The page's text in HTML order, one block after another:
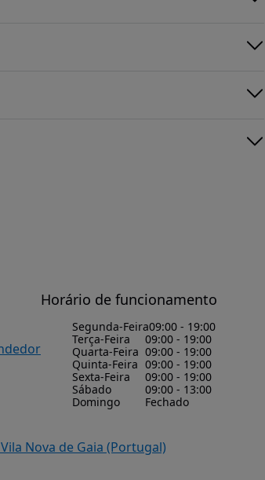
Horário de funcionamento
Segunda-Feira09:00 - 19:00
Terça-Feira
09:00 - 19:00
Quarta-Feira 09:00 - 19:00
Quinta-Feira 09:00 - 19:00
Sexta-Feira
09:00 - 19:00
Sábado
09:00 - 13:00
Domingo
Fechado
Nova de Gaia (Portugal)